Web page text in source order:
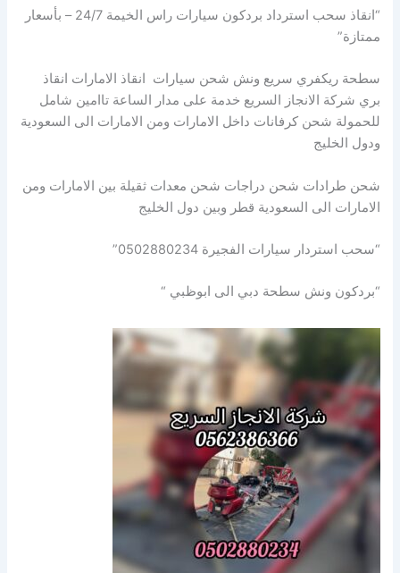
“انقاذ سحب استرداد بردكون سيارات راس الخيمة 24/7 – بأسعار
ممتازة”
سطحة ريكفري سريع ونش شحن سيارات انقاذ الامارات انقاذ
بري شركة الانجاز السريع خدمة على مدار الساعة تاامين شامل
للحمولة شحن كرفانات داخل الامارات ومن الامارات الى السعودية
ودول الخليج
شحن طرادات شحن دراجات شحن معدات ثقيلة بين الامارات ومن
الامارات الى السعودية قطر وبين دول الخليج
“سحب استردار سيارات الفجيرة 0502880234”
“بردكون ونش سطحة دبي الى ابوظبي “